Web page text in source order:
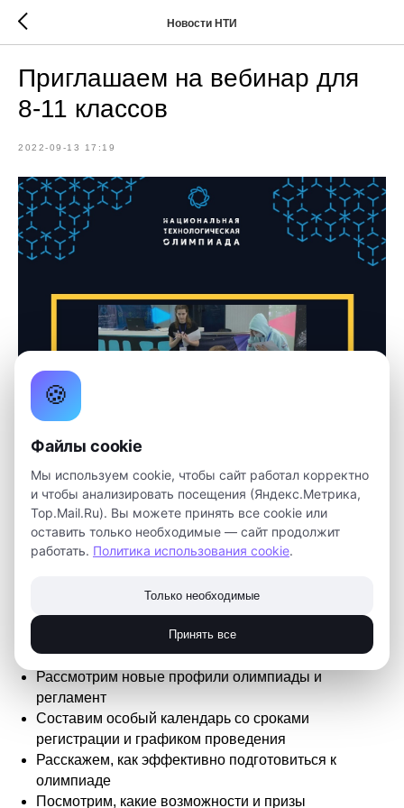
Новости НТИ
Приглашаем на вебинар для
8-11 классов
2022-09-13 17:19
ведь она влечет за собой бесценный опыт, обретение
новых знаний и навыков, а также множество бонусов.
Больше подробностей мы расскажем на вебинаре,
который состоится 15 сентября в 18:00.
Рассмотрим новые профили олимпиады и
регламент
Составим особый календарь со сроками
регистрации и графиком проведения
Расскажем, как эффективно подготовиться к
олимпиаде
Посмотрим, какие возможности и призы
🍪
Файлы cookie
Мы используем cookie, чтобы сайт работал корректно
и чтобы анализировать посещения (Яндекс.Метрика,
Top.Mail.Ru). Вы можете принять все cookie или
оставить только необходимые — сайт продолжит
работать. Политика использования cookie.
Только необходимые
Принять все